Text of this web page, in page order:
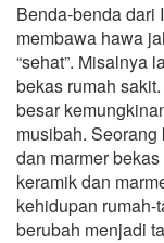
Benda-benda dari
membawa hawa
“sehat”. Misalnya
bekas rumah
besar
musibah.
dan marmer
keramik dan
kehidupan
berubah menjadi